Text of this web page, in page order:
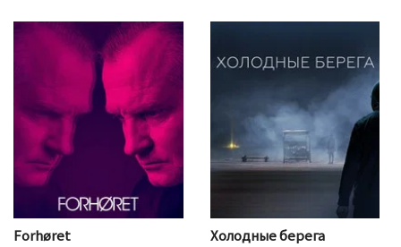
Forhøret Холодные берега